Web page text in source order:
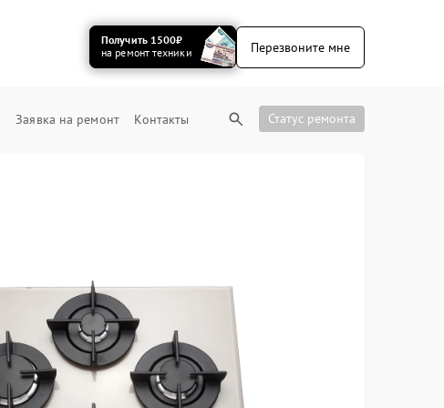
Получить 1500₽
на ремонт техники
Перезвоните мне
Заявка на ремонт Контакты Статус ремонта